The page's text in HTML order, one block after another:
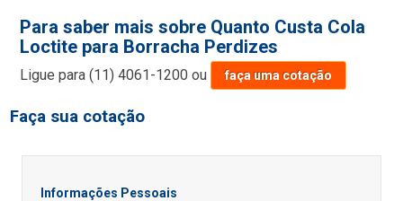
Para saber mais sobre Quanto Custa Cola
Loctite para Borracha Perdizes
Ligue para(11) 4061-1200 ou faça uma cotação
Faça sua cotação
Informações Pessoais